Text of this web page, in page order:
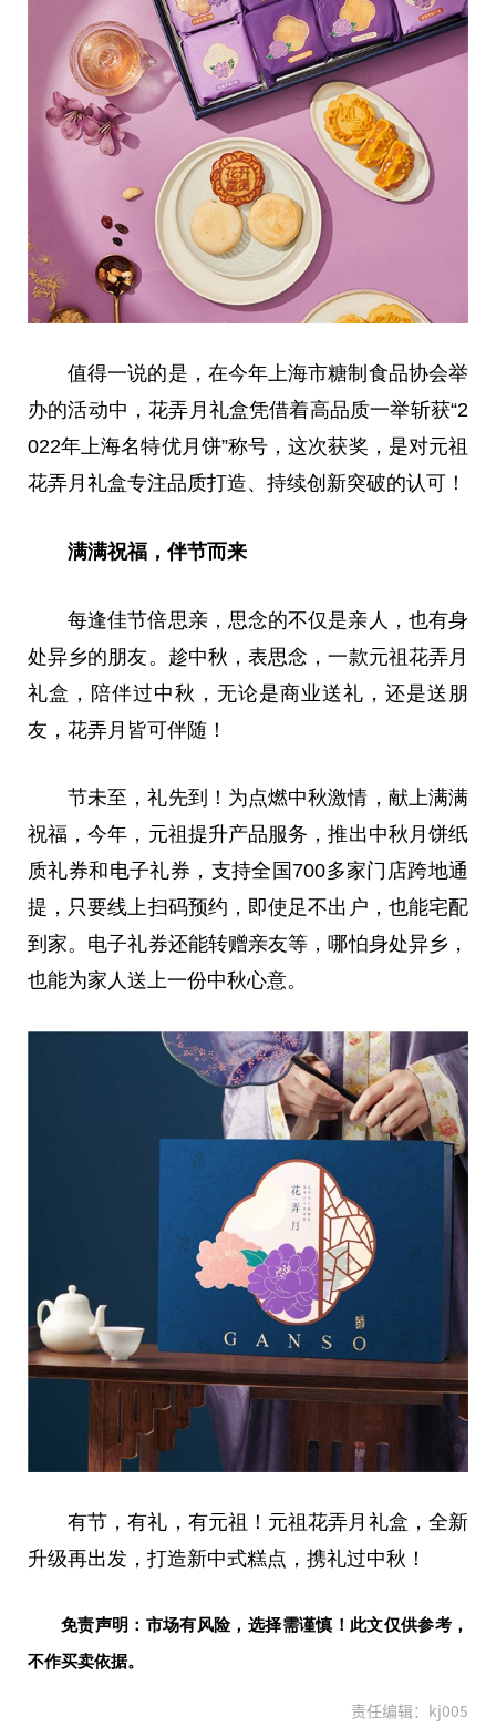
值得一说的是，在今年上海市糖制食品协会举
办的活动中，花弄月礼盒凭借着高品质一举斩获“2
022年上海名特优月饼”称号，这次获奖，是对元祖
花弄月礼盒专注品质打造、持续创新突破的认可！
满满祝福，伴节而来
每逢佳节倍思亲，思念的不仅是亲人，也有身
处异乡的朋友。趁中秋，表思念，一款元祖花弄月
礼盒，陪伴过中秋，无论是商业送礼，还是送朋
友，花弄月皆可伴随！
节未至，礼先到！为点燃中秋激情，献上满满
祝福，今年，元祖提升产品服务，推出中秋月饼纸
质礼券和电子礼券，支持全国700多家门店跨地通
提，只要线上扫码预约，即使足不出户，也能宅配
到家。电子礼券还能转赠亲友等，哪怕身处异乡，
也能为家人送上一份中秋心意。
有节，有礼，有元祖！元祖花弄月礼盒，全新
升级再出发，打造新中式糕点，携礼过中秋！
免责声明：市场有风险，选择需谨慎！此文仅供参考，
不作买卖依据。
责任编辑：kj005